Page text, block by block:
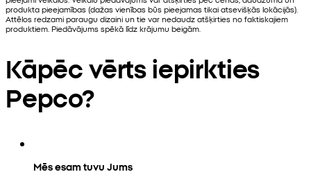
produkta pieejamības (dažas vienības būs pieejamas tikai atsevišķās lokācijās).
Attēlos redzami paraugu dizaini un tie var nedaudz atšķirties no faktiskajiem
produktiem. Piedāvājums spēkā līdz krājumu beigām.
Kāpēc vērts iepirkties
Pepco?
Mēs esam tuvu Jums